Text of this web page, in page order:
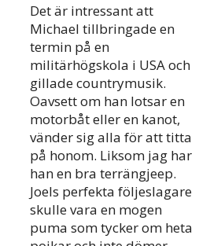
Det är intressant att
Michael tillbringade en
termin på en
militärhögskola i USA och
gillade countrymusik.
Oavsett om han lotsar en
motorbåt eller en kanot,
vänder sig alla för att titta
på honom. Liksom jag har
han en bra terrängjeep.
Joels perfekta följeslagare
skulle vara en mogen
puma som tycker om heta